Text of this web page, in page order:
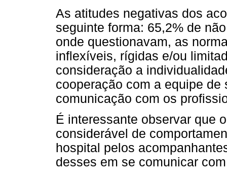
As atitudes negativas dos
seguinte forma: 65,2% de
onde questionavam, as
inflexíveis, rígidas e/ou
consideração a
cooperação com a equipe
comunicação com os
É interessante observar que
considerável de
hospital pelos
desses em se comunicar